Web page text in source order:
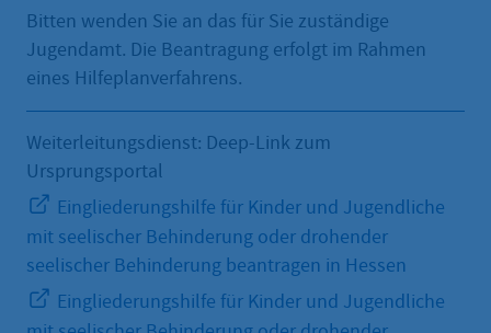
Bitten wenden Sie an das für Sie zuständige
Jugendamt. Die Beantragung erfolgt im Rahmen
eines Hilfeplanverfahrens.
Weiterleitungsdienst: Deep-Link zum
Ursprungsportal
Eingliederungshilfe für Kinder und Jugendliche
mit seelischer Behinderung oder drohender
seelischer Behinderung beantragen in Hessen
Eingliederungshilfe für Kinder und Jugendliche